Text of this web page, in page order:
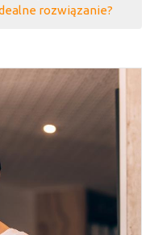
rozwiązanie?